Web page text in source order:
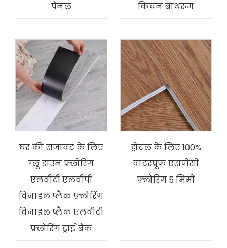
पैनल
किचन बाथरूम
घर की सजावट के लिए
ग्लू डाउन फ़्लोरिंग
एलवीटी एलवीपी
विनाइल प्लैंक फ़्लोरिंग
विनाइल प्लैंक एलवीटी
फ़्लोरिंग ड्राई बैक
होटल के लिए 100%
वाटरप्रूफ एसपीसी
फ़्लोरिंग 5 मिमी